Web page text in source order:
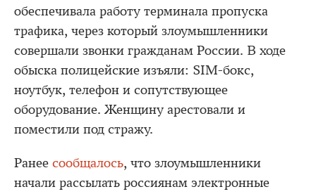
обеспечивала работу терминала пропуска
трафика, через который злоумышленники
совершали звонки гражданам России. В ходе
обыска полицейские изъяли: SIM-бокс,
ноутбук, телефон и сопутствующее
оборудование. Женщину арестовали и
поместили под стражу.
Ранее сообщалось, что злоумышленники
начали рассылать россиянам электронные